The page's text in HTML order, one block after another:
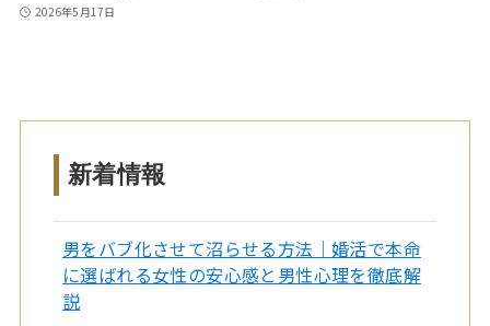
2026年5月17日
新着情報
男をバブ化させて沼らせる方法｜婚活で本命
に選ばれる女性の安心感と男性心理を徹底解
説